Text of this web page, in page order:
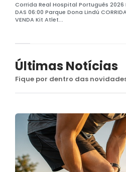
Corrida Real Hospital Português 2026
DAS 06:00 Parque Dona Lindú CORRIDA
VENDA Kit Atlet...
Últimas Notícias
Fique por dentro das